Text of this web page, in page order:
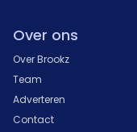
Over ons
Over Brookz
Team
Adverteren
Contact